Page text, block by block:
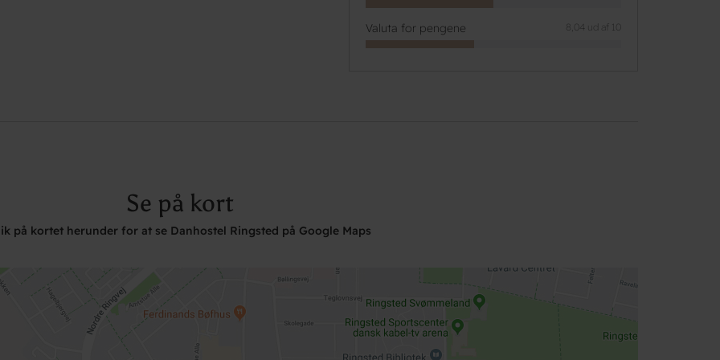
Valuta for pengene 8,04 ud af 10
Se på kort
på kortet herunder for at se Danhostel Ringsted på Google Maps